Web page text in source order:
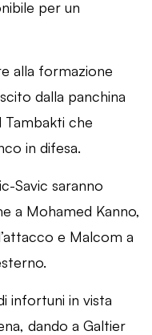
per un
alla formazione
dalla panchina
Tambakti che
in difesa.
Savic saranno
a Mohamed Kanno,
e Malcom a
infortuni in vista
dando a Galtier